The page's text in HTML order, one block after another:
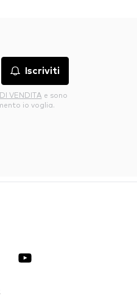
Iscriviti
VENDITA e sono
io voglia.